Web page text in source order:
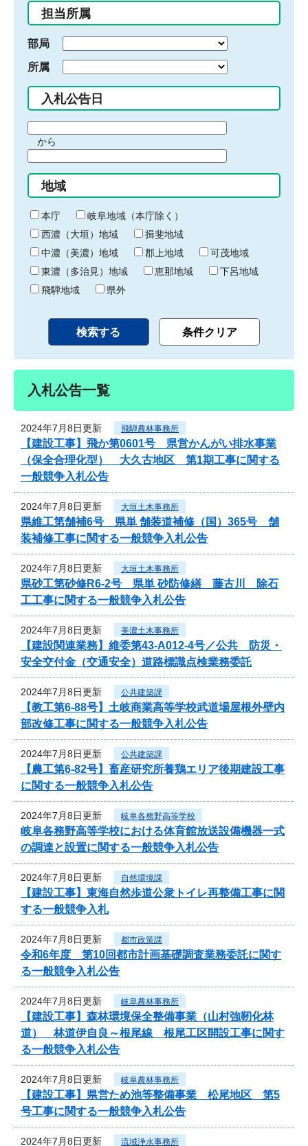
入
力
担当所属
部局
所属
入札公告日
間
始
り
から
間
終
わ
り
地域
本庁
岐阜地域（本庁除く）
西濃（大垣）地域
揖斐地域
中濃（美濃）地域
郡上地域
可茂地域
東濃（多治見）地域
恵那地域
下呂地域
飛騨地域
県外
入札公告一覧
2024年7月8日更新 飛騨農林事務所
【建設工事】飛か第0601号 県営かんがい排水事業
（保全合理化型） 大久古地区 第1期工事に関する
一般競争入札公告
2024年7月8日更新 大垣土木事務所
県維工第舗補6号 県単 舗装道補修（国）365号 舗
装補修工事に関する一般競争入札公告
2024年7月8日更新 大垣土木事務所
県砂工第砂修R6-2号 県単 砂防修繕 藤古川 除石
工工事に関する一般競争入札公告
2024年7月8日更新 美濃土木事務所
【建設関連業務】維委第43-A012-4号／公共 防災・
安全交付金（交通安全）道路標識点検業務委託
2024年7月8日更新 公共建築課
【教工第6-88号】土岐商業高等学校武道場屋根外壁内
部改修工事に関する一般競争入札公告
2024年7月8日更新 公共建築課
【農工第6-82号】畜産研究所養鶏エリア後期建設工事
に関する一般競争入札公告
2024年7月8日更新 岐阜各務野高等学校
岐阜各務野高等学校における体育館放送設備機器一式
の調達と設置に関する一般競争入札公告
2024年7月8日更新 自然環境課
【建設工事】東海自然歩道公衆トイレ再整備工事に関
する一般競争入札
2024年7月8日更新 都市政策課
令和6年度 第10回都市計画基礎調査業務委託に関す
る一般競争入札公告
2024年7月8日更新 岐阜農林事務所
【建設工事】森林環境保全整備事業（山村強靭化林
道） 林道伊自良～根尾線 根尾工区開設工事に関す
る一般競争入札公告
2024年7月8日更新 岐阜農林事務所
【建設工事】県営ため池等整備事業 松尾地区 第5
号工事に関する一般競争入札公告
2024年7月8日更新 流域浄水事務所